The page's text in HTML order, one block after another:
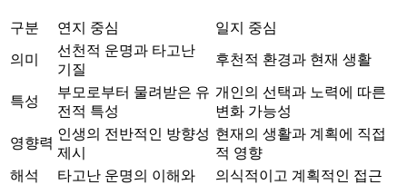
구분 연지 중심 일지 중심
의미
선천적 운명과 타고난
기질
후천적 환경과 현재 생활
특성
부모로부터 물려받은 유
전적 특성
개인의 선택과 노력에 따른
변화 가능성
영향력
인생의 전반적인 방향성
제시
현재의 생활과 계획에 직접
적 영향
해석
타고난 운명의 이해와
의식적이고 계획적인 접근